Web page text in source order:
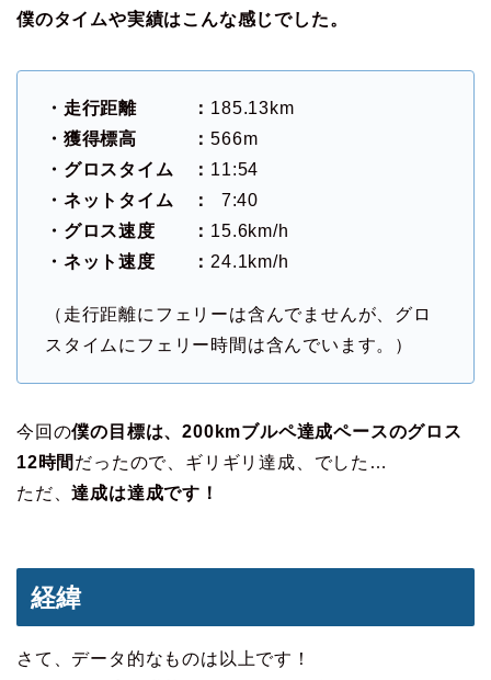
僕のタイムや実績はこんな感じでした。
・走行距離 ： 185.13km
・獲得標高 ：566m
・グロスタイム ： 11:54
・ネットタイム ：
7:40
・グロス速度 ： 15.6km/h
・ネット速度 ： 24.1km/h
（走行距離にフェリーは含んでませんが、グロ
スタイムにフェリー時間は含んでいます。）
今回の僕の目標は、200kmブルペ達成ペースのグロス
12時間 だったので、ギリギリ達成、でした…
ただ、達成は達成です！
経緯
さて、データ的なものは以上です！